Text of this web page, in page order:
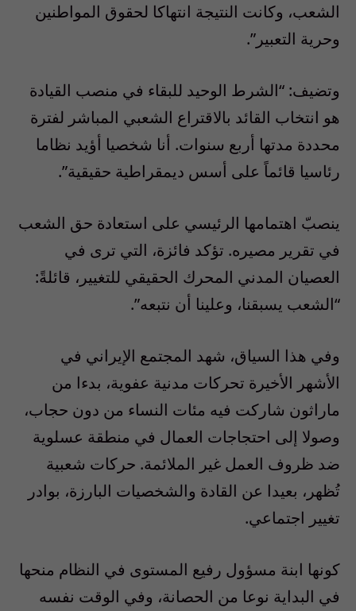
الشعب، وكانت النتيجة انتهاكا لحقوق المواطنين
وحرية التعبير”.
وتضيف: “الشرط الوحيد للبقاء في منصب القيادة
هو انتخاب القائد بالاقتراع الشعبي المباشر لفترة
محددة مدتها أربع سنوات. أنا شخصيا أؤيد نظاما
رئاسيا قائماً على أسس ديمقراطية حقيقية”.
ينصبّ اهتمامها الرئيسي على استعادة حق الشعب
في تقرير مصيره. تؤكد فائزة، التي ترى في
العصيان المدني المحرك الحقيقي للتغيير، قائلةً:
“الشعب يسبقنا، وعلينا أن نتبعه”.
وفي هذا السياق، شهد المجتمع الإيراني في
الأشهر الأخيرة تحركات مدنية عفوية، بدءا من
ماراثون شاركت فيه مئات النساء من دون حجاب،
وصولا إلى احتجاجات العمال في منطقة عسلوية
ضد ظروف العمل غير الملائمة. حركات شعبية
تُظهر، بعيدا عن القادة والشخصيات البارزة، بوادر
تغيير اجتماعي.
كونها ابنة مسؤول رفيع المستوى في النظام منحها
في البداية نوعا من الحصانة، وفي الوقت نفسه